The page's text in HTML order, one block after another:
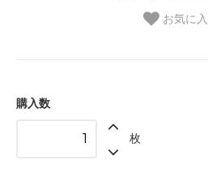
お気に
購入数
枚